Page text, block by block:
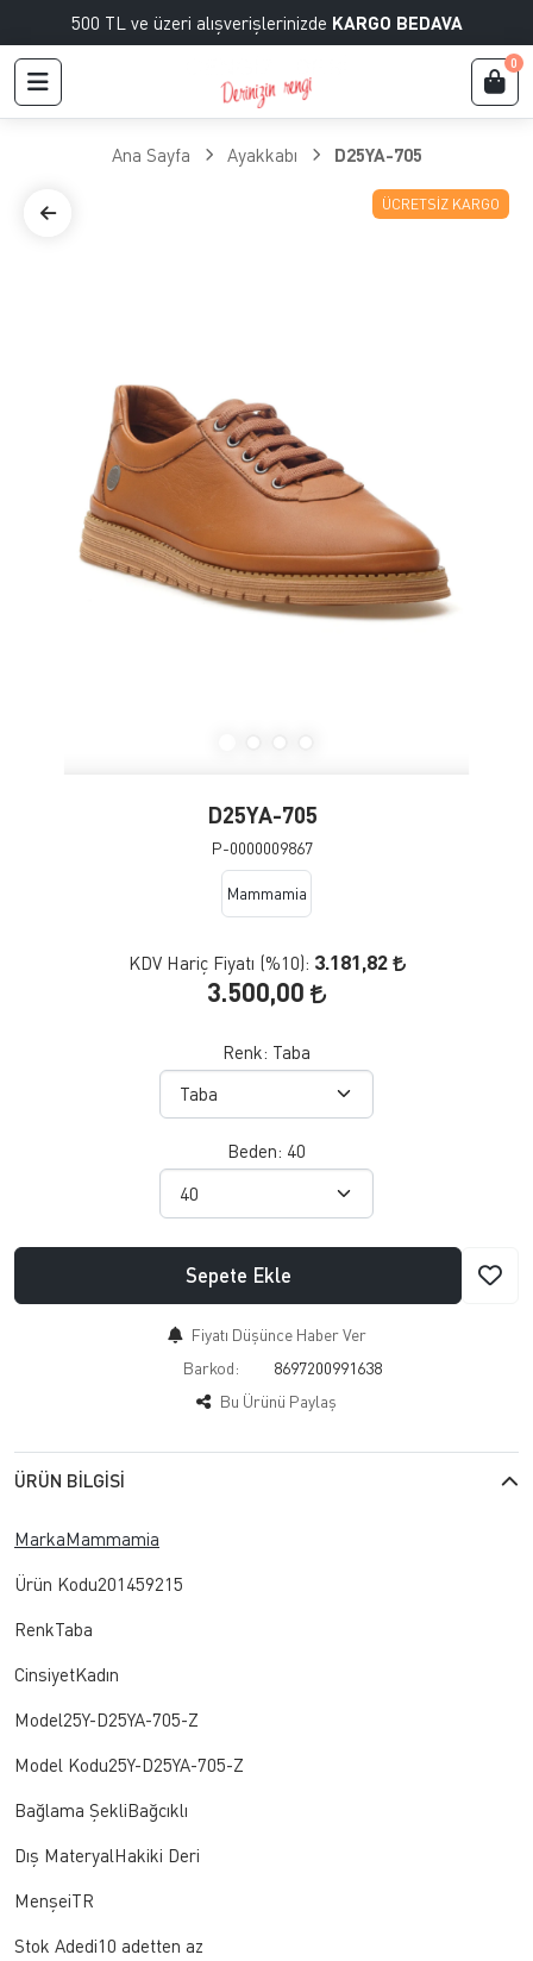
500 TL ve üzeri alışverişlerinizde KARGO BEDAVA
0
Ana Sayfa Ayakkabı D25YA-705
ÜCRETSIZ KARGO
D25YA-705
P-0000009867
Mammamia
KDV Hariç Fiyatı (%10): 3.181,82
3.500,00
Renk: Taba
Beden: 40
Sepete Ekle
Fiyatı Düşünce Haber Ver
Barkod:
8697200991638
Bu Ürünü Paylaş
ÜRÜN BILGISI
MarkaMammamia
Ürün Kodu201459215
RenkTaba
CinsiyetKadın
Model25Y-D25YA-705-Z
Model Kodu25Y-D25YA-705-Z
Bağlama ŞekliBağcıklı
Dış MateryalHakiki Deri
MenşeiTR
Stok Adedi10 adetten az